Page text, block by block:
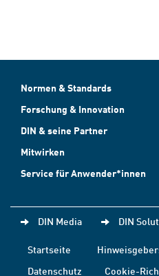
Normen & Standards
Forschung & Innovation
DIN & seine Partner
Mitwirken
Service für Anwender*innen
DIN Media DIN
Startseite
Datenschutz
Cookie-